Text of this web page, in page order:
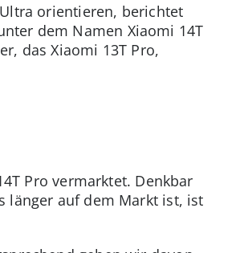
orientieren, berichtet
dem Namen Xiaomi 14T
das Xiaomi 13T Pro,
Pro vermarktet. Denkbar
länger auf dem Markt ist, ist